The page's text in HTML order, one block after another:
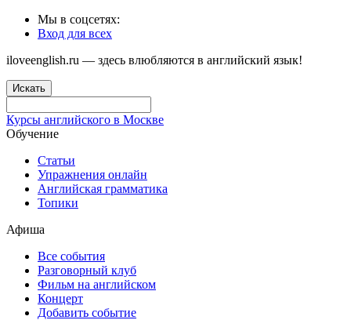
Мы в соцсетях:
Вход для всех
iloveenglish.ru — здесь влюбляются в английский язык!
Искать
Курсы английского в Москве
Обучение
Статьи
Упражнения онлайн
Английская грамматика
Топики
Афиша
Все события
Разговорный клуб
Фильм на английском
Концерт
Добавить событие